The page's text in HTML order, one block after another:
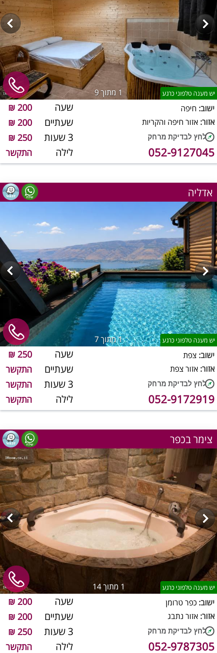
סוויטות לפי שעה צימרים עם בריכה לפי שעה
1 מתוך 9 יש מענה טלפוני כרגע
שעה 200 ₪
שעתיים 200 ₪
3 שעות 250 ₪
לילה התקשר
ישוב: חיפה
אזור: אזור חיפה והקריות
052-9127045
אדליה
1מתוך 7 יש מענה טלפוני כרגע
שעה 250 ₪
שעתיים התקשר
3 שעות התקשר
לילה התקשר
ישוב: צפת
אזור: אזור צפת
052-9172919
צימר בכפר
1 מתוך 14 יש מענה טלפוני כרגע
שעה 200 ₪
שעתיים 200 ₪
3 שעות 250 ₪
לילה התקשר
ישוב: כפר טרומן
אזור: אזור נתבג
052-9787305